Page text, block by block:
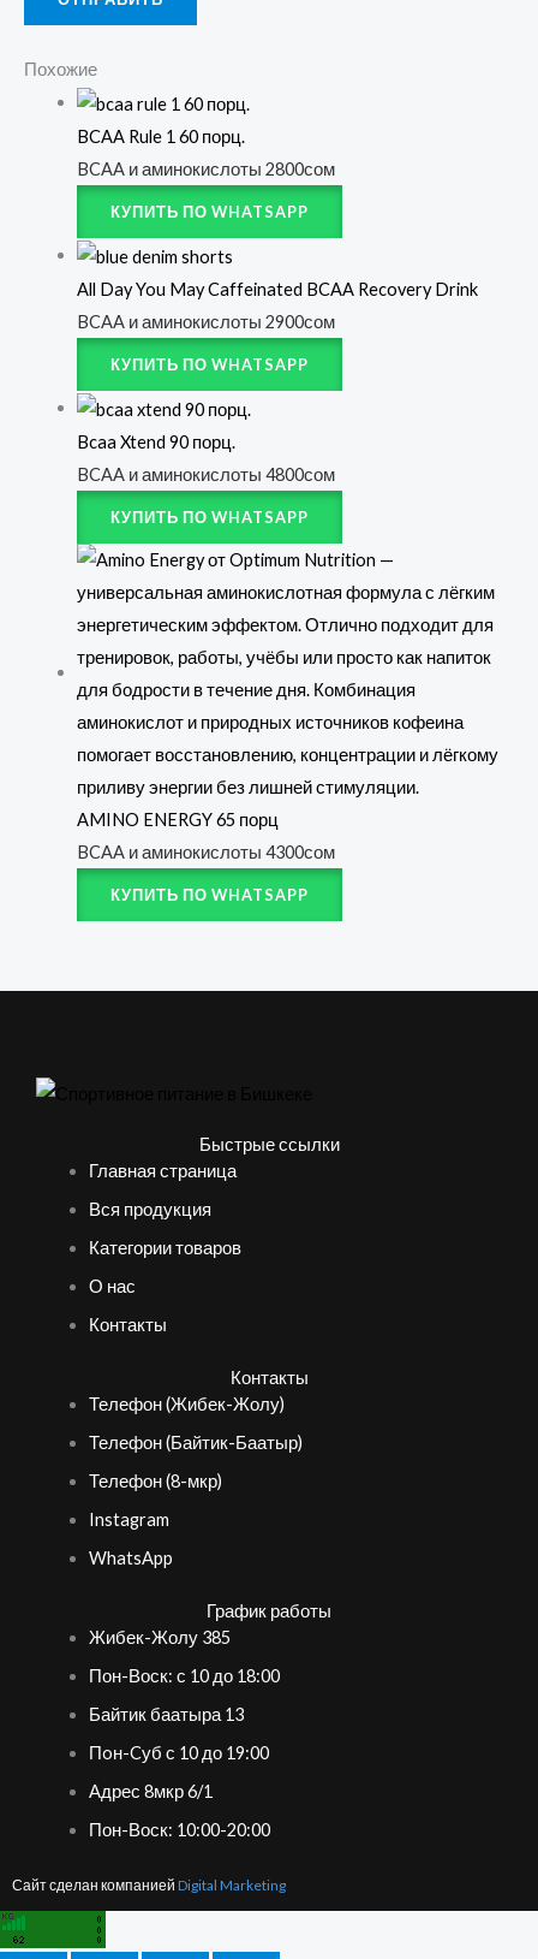
Похожие
BCAA Rule 1 60 порц.
BCAA и аминокислоты 2800сом
КУПИТЬ ПО WHATSAPP
All Day You May Caffeinated BCAA Recovery Drink
BCAA и аминокислоты 2900сом
КУПИТЬ ПО WHATSAPP
Bcaa Xtend 90 порц.
BCAA и аминокислоты 4800сом
КУПИТЬ ПО WHATSAPP
AMINO ENERGY 65 порц
BCAA и аминокислоты 4300сом
КУПИТЬ ПО WHATSAPP
Быстрые ссылки
Главная страница
Вся продукция
Категории товаров
О нас
Контакты
Контакты
Телефон (Жибек-Жолу)
Телефон (Байтик-Баатыр)
Телефон (8-мкр)
Instagram
WhatsApp
График работы
Жибек-Жолу 385
Пон-Воск: с 10 до 18:00
Байтик баатыра 13
Пoн-Cуб с 10 до 19:00
Адрес 8мкр 6/1
Пон-Воск: 10:00-20:00
Сайт сделан компанией Digital Marketing